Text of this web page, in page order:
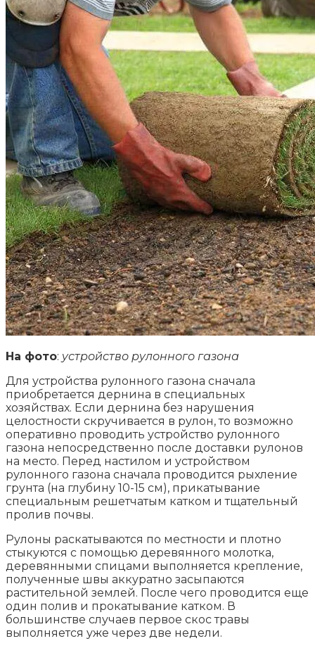
На фото: устройство рулонного газона
Для устройства рулонного газона сначала
приобретается дернина в специальных
хозяйствах. Если дернина без нарушения
целостности скручивается в рулон, то возможно
оперативно проводить устройство рулонного
газона непосредственно после доставки рулонов
на место. Перед настилом и устройством
рулонного газона сначала проводится рыхление
грунта (на глубину 10-15 см), прикатывание
специальным решетчатым катком и тщательный
пролив почвы.
Рулоны раскатываются по местности и плотно
стыкуются с помощью деревянного молотка,
деревянными спицами выполняется крепление,
полученные швы аккуратно засыпаются
растительной землей. После чего проводится еще
один полив и прокатывание катком. В
большинстве случаев первое скос травы
выполняется уже через две недели.